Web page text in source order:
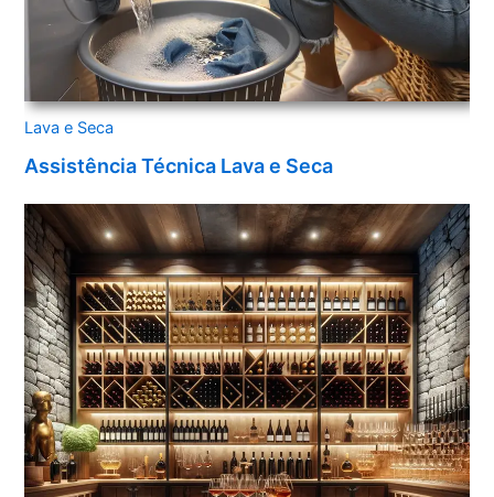
Lava e Seca
Assistência Técnica Lava e Seca